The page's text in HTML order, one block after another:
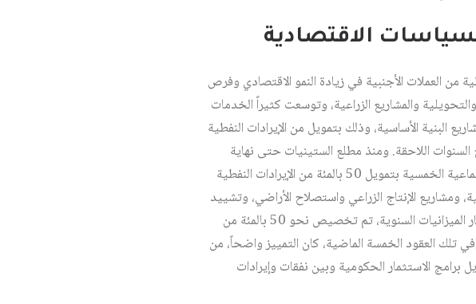
الاقتصادية
من العملات الأجنبية في زيادة النمو الاقتصادي وفرص
والمشاريع الزراعية، وتوسعت كثيراً الخدمات
البنية الأساسية، وذلك بتمويل من الإيرادات النفطية
الأولى لبرامج الإعمار، و70 بالمئة في برامج السنوات اللاحقة. ومنذ مطلع الستينيات حتى نهاية
السبعينيات، بدأ «مجلس ووزارة التخطيط» بتنفيذ خطط التنمية الاقتصادية والاجتماعية الخمسية بتمويل 50 بالمئة من الإيرادات النفطية
ومشاريع الإنتاج الزراعي واستصلاح الأراضي، وتشييد
المرافق العامة، ومشاريع النقل والمواصلات، ومشاريع الخدمات العامة. كذلك وفي إطار الميزانيات السنوية، تم تخصيص نحو 50 بالمئة من
تلك العقود الخمسة الماضية، كان التمييز واضحاً، من
الاستثمار الحكومية وبين نفقات وإيرادات